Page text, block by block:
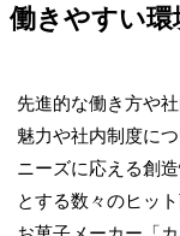
働きやすい
先進的な働き方や
魅力や社内制度に
ニーズに応える創
とする数々のヒッ